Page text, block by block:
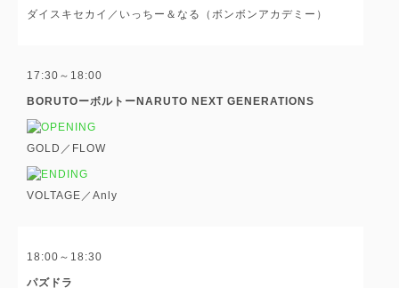
ダイスキセカイ／いっちー＆なる（ボンボンアカデミー）
17:30～18:00
BORUTOーボルトーNARUTO NEXT GENERATIONS
GOLD／FLOW
VOLTAGE／Anly
18:00～18:30
パズドラ